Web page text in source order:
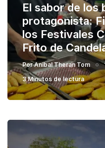
El sabor de los
protagonista:
los Festivales
Frito de
PorAnibal Theran Tom
3 Minutos de lectura